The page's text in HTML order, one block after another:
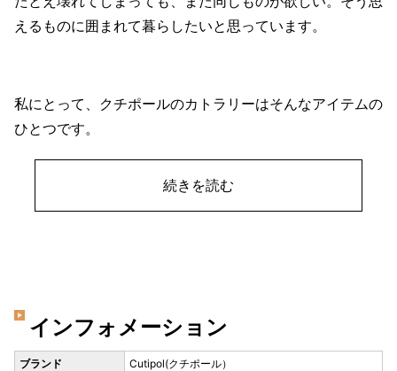
えるものに囲まれて暮らしたいと思っています。
私にとって、クチポールのカトラリーはそんなアイテムの
ひとつです。
続きを読む
インフォメーション
ブランド
Cutipol(クチポール）